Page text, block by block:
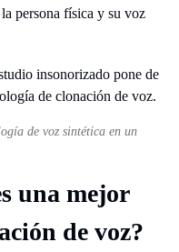
persona física y su voz
de voz sintética en un
una mejor
de voz?